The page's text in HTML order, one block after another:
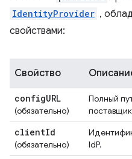
IdentityProvider ,
свойствами:
Свойство
configURL
(обязательно)
Полный
clientId
(обязательно)
IdP.